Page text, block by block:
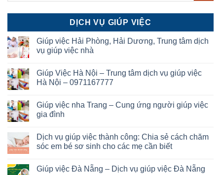
DỊCH VỤ GIÚP VIỆC
Giúp việc Hải Phòng, Hải Dương, Trung tâm dịch
vụ giúp việc nhà
Giúp Việc Hà Nội – Trung tâm dịch vụ giúp việc
Hà Nội – 0971167777
Giúp việc nha Trang – Cung ứng người giúp việc
gia đình
Dịch vụ giúp việc thành công: Chia sẻ cách chăm
sóc em bé sơ sinh cho các mẹ cần biết
Giúp việc Đà Nẵng – Dịch vụ giúp việc Đà Nẵng